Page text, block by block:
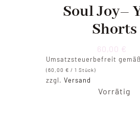
Soul Joy–
Shorts
60,00 €
Umsatzsteuerbefreit gemäß
(60,00€ / 1 Stück)
zzgl.Versand
Vorrätig